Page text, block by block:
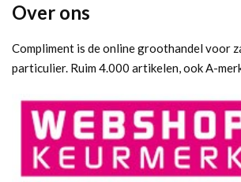
Over ons
Compliment is de online groothandel voor
particulier. Ruim 4.000 artikelen, ook A-